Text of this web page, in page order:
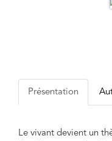
Présentation
Le vivant devient un